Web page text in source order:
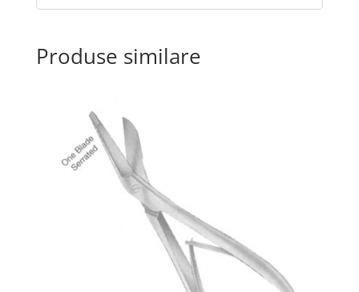
Produse similare